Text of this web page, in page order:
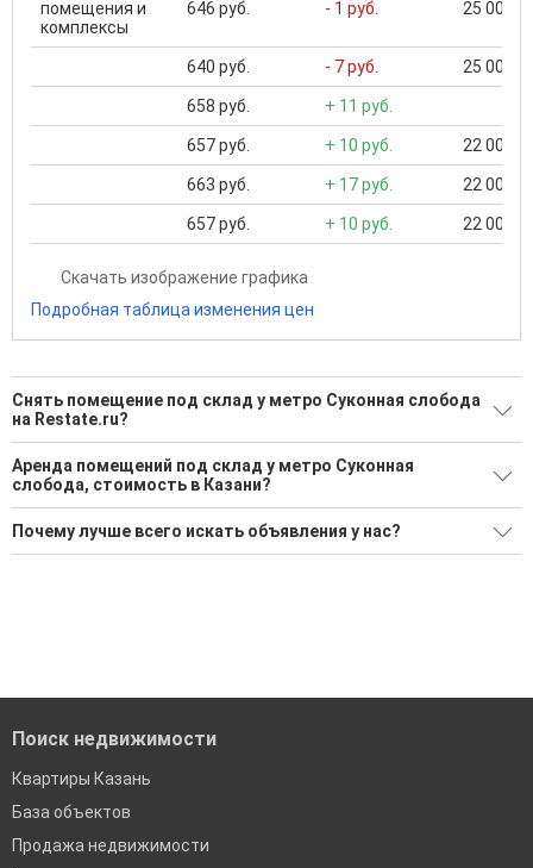
помещения и
комплексы
646 руб. - 1 руб. 25 000
640 руб. - 7 руб. 25 000
658 руб. + 11 руб.
657 руб. + 10 руб. 22 000
663 руб. + 17 руб. 22 000
657 руб. + 10 руб. 22 000
Скачать изображение графика
Подробная таблица изменения цен
Снять помещение под склад у метро Суконная слобода
на Restate.ru?
Поможем Снять помещение под склад у метро Суконная
слобода?
9 актуальных и проверенных объявлений
Воспользуйтесь нашим поиском по новостройкам, для
Аренда помещений под склад у метро Суконная
слобода, стоимость в Казани?
Минимальная цена: 14 694 Р. Максимальная цена: 270 900 Р;
Средняя: 146 570 Р
Почему лучше всего искать объявления у нас?
Поиск недвижимости
Квартиры Казань
База объектов
Продажа недвижимости